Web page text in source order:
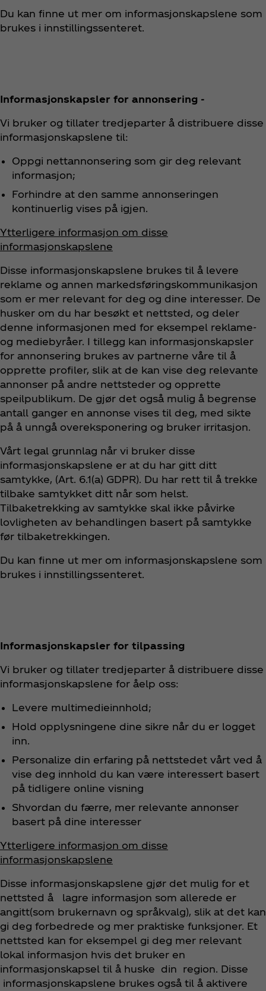
Du kan finne ut mer om informasjonskapslene som
brukes i innstillingssenteret.
Informasjonskapsler for annonsering -
Vi bruker og tillater tredjeparter å distribuere disse
informasjonskapslene til:
Oppgi nettannonsering som gir deg relevant
informasjon;
Forhindre at den samme annonseringen
kontinuerlig vises på igjen.
Ytterligere informasjon om disse
informasjonskapslene
Disse informasjonskapslene brukes til å levere
reklame og annen markedsføringskommunikasjon
som er mer relevant for deg og dine interesser. De
husker om du har besøkt et nettsted, og deler
denne informasjonen med for eksempel reklame-
og mediebyråer. I tillegg kan informasjonskapsler
for annonsering brukes av partnerne våre til å
opprette profiler, slik at de kan vise deg relevante
annonser på andre nettsteder og opprette
speilpublikum. De gjør det også mulig å begrense
antall ganger en annonse vises til deg, med sikte
på å unngå overeksponering og bruker irritasjon.
Vårt legal grunnlag når vi bruker disse
informasjonskapslene er at du har gitt ditt
samtykke, (Art. 6.1(a) GDPR). Du har rett til å trekke
tilbake samtykket ditt når som helst.
Tilbaketrekking av samtykke skal ikke påvirke
lovligheten av behandlingen basert på samtykke
før tilbaketrekkingen.
Du kan finne ut mer om informasjonskapslene som
brukes i innstillingssenteret.
Informasjonskapsler for tilpassing
Vi bruker og tillater tredjeparter å distribuere disse
informasjonskapslene for åelp oss:
Levere multimedieinnhold;
Hold opplysningene dine sikre når du er logget
inn.
Personalize din erfaring på nettstedet vårt ved å
vise deg innhold du kan være interessert basert
på tidligere online visning
Shvordan du færre, mer relevante annonser
basert på dine interesser
Ytterligere informasjon om disse
informasjonskapslene
Disse informasjonskapslene gjør det mulig for et
nettsted å lagre informasjon som allerede er
angitt(som brukernavn og språkvalg), slik at det kan
gi deg forbedrede og mer praktiske funksjoner. Et
nettsted kan for eksempel gi deg mer relevant
lokal informasjon hvis det bruker en
informasjonskapsel til å huske din region. Disse
informasjonskapslene brukes også til å aktivere